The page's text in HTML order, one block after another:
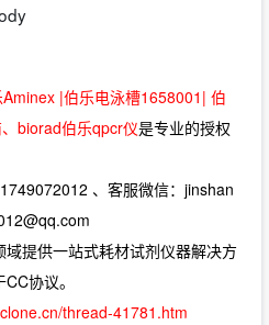
|伯乐电泳槽1658001| 伯
biorad伯乐qpcr仪是专业的授权
、客服微信：jinshan
提供一站式耗材试剂仪器解决方
协议。
thread-41781.htm